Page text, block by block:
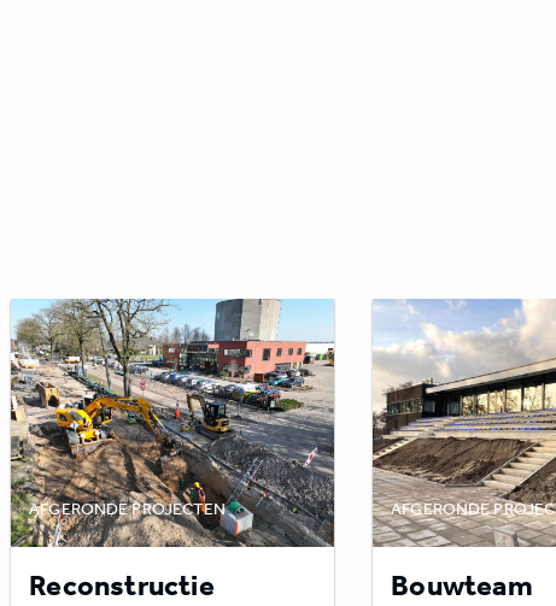
AFGERONDE PROJECTEN
Reconstructie
AFGERONDE
Bouwteam